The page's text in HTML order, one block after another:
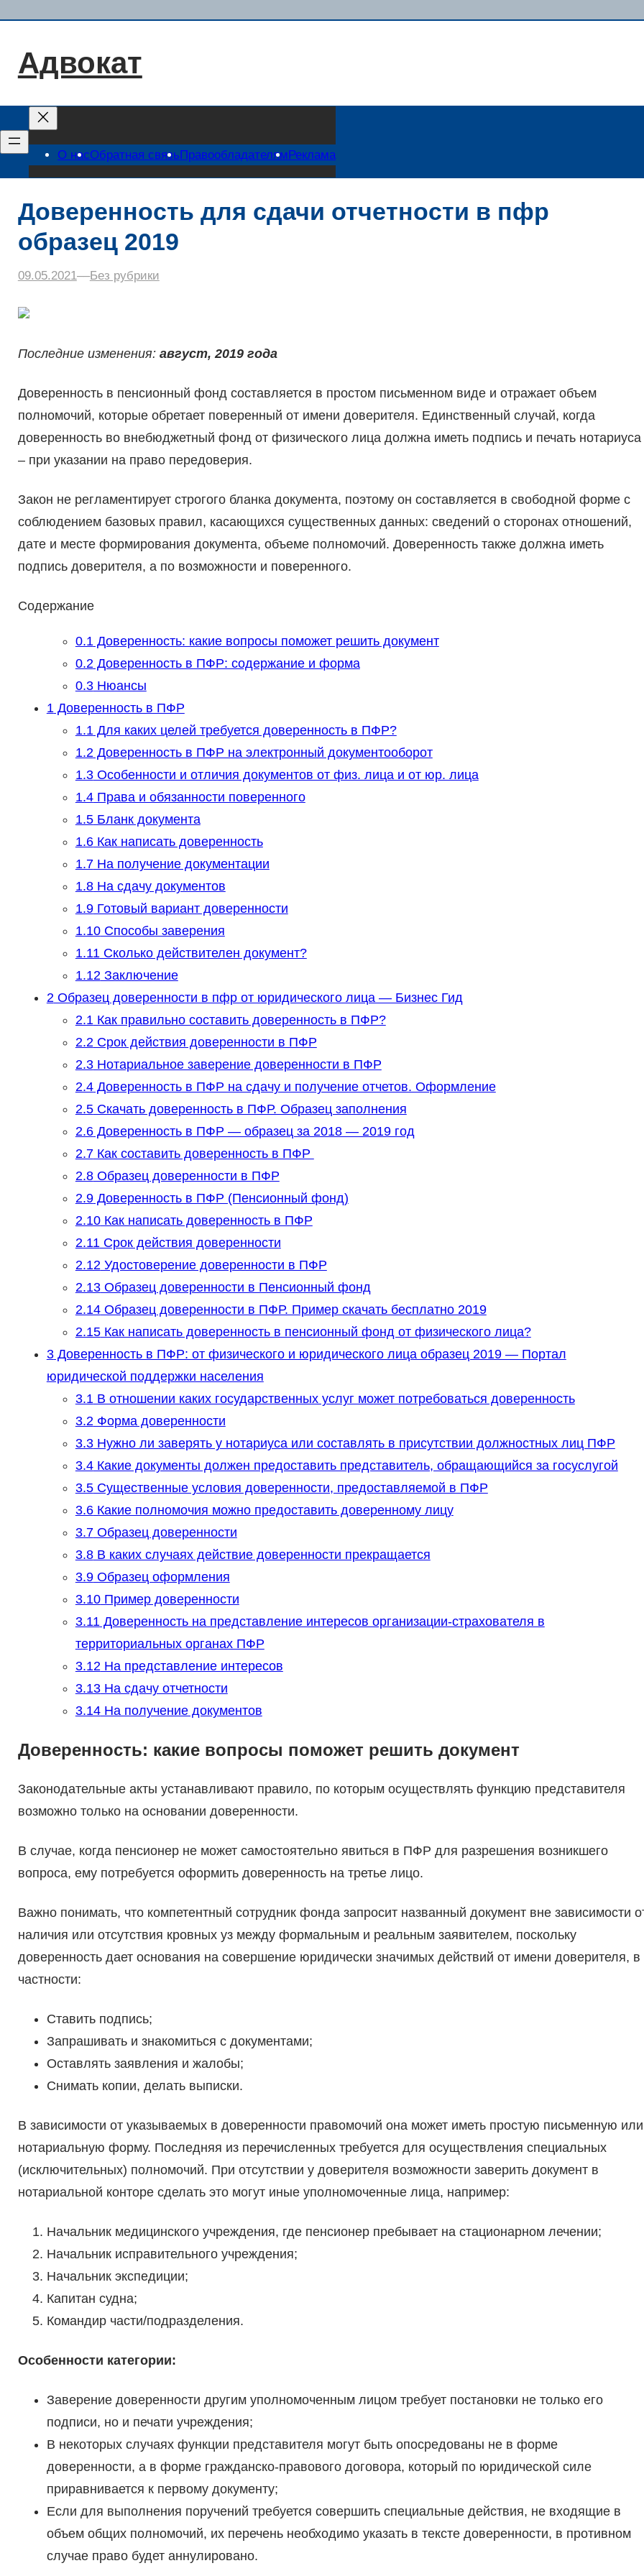
содержимому
Адвокат
О насОбратная связьПравообладателямРеклама
Доверенность для сдачи отчетности в пфр
образец 2019
09.05.2021––Без рубрики
Последние изменения: август, 2019 года
Доверенность в пенсионный фонд составляется в простом письменном виде и отражает объем
полномочий, которые обретает поверенный от имени доверителя. Единственный случай, когда
доверенность во внебюджетный фонд от физического лица должна иметь подпись и печать нотариуса
– при указании на право передоверия.
Закон не регламентирует строгого бланка документа, поэтому он составляется в свободной форме с
соблюдением базовых правил, касающихся существенных данных: сведений о сторонах отношений,
дате и месте формирования документа, объеме полномочий. Доверенность также должна иметь
подпись доверителя, а по возможности и поверенного.
Содержание
0.1 Доверенность: какие вопросы поможет решить документ
0.2 Доверенность в ПФР: содержание и форма
0.3Нюансы
1 Доверенность в ПФР
1.1 Для каких целей требуется доверенность в ПФР?
1.2 Доверенность в ПФР на электронный документооборот
1.3Особенности и отличия документов от физ. лица и от юр. лица
1.4Права и обязанности поверенного
1.5Бланк документа
1.6Как написать доверенность
1.7На получение документации
1.8На сдачу документов
1.9Готовый вариант доверенности
1.10Способы заверения
1.11 Сколько действителен документ?
1.12 Заключение
2 Образец доверенности в пфр от юридического лица — Бизнес Гид
2.1 Как правильно составить доверенность в ПФР?
2.2 Срок действия доверенности в ПФР
2.3Нотариальное заверение доверенности в ПФР
2.4Доверенность в ПФР на сдачу и получение отчетов. Оформление
2.5Скачать доверенность в ПФР. Образец заполнения
2.6Доверенность в ПФР — образец за 2018 — 2019 год
2.7Как составить доверенность в ПФР
2.8Образец доверенности в ПФР
2.9Доверенность в ПФР (Пенсионный фонд)
2.10Как написать доверенность в ПФР
2.11 Срок действия доверенности
2.12 Удостоверение доверенности в ПФР
2.13Образец доверенности в Пенсионный фонд
2.14Образец доверенности в ПФР. Пример скачать бесплатно 2019
2.15Как написать доверенность в пенсионный фонд от физического лица?
3Доверенность в ПФР: от физического и юридического лица образец 2019 — Портал
юридической поддержки населения
3.1 В отношении каких государственных услуг может потребоваться доверенность
3.2 Форма доверенности
3.3Нужно ли заверять у нотариуса или составлять в присутствии должностных лиц ПФР
3.4Какие документы должен предоставить представитель, обращающийся за госуслугой
3.5Существенные условия доверенности, предоставляемой в ПФР
3.6Какие полномочия можно предоставить доверенному лицу
3.7Образец доверенности
3.8В каких случаях действие доверенности прекращается
3.9Образец оформления
3.10Пример доверенности
3.11 Доверенность на представление интересов организации-страхователя в
территориальных органах ПФР
3.12 На представление интересов
3.13На сдачу отчетности
3.14На получение документов
Доверенность: какие вопросы поможет решить документ
Законодательные акты устанавливают правило, по которым осуществлять функцию представителя
возможно только на основании доверенности.
В случае, когда пенсионер не может самостоятельно явиться в ПФР для разрешения возникшего
вопроса, ему потребуется оформить доверенность на третье лицо.
Важно понимать, что компетентный сотрудник фонда запросит названный документ вне зависимости
наличия или отсутствия кровных уз между формальным и реальным заявителем, поскольку
доверенность дает основания на совершение юридически значимых действий от имени доверителя, в
частности:
Ставить подпись;
Запрашивать и знакомиться с документами;
Оставлять заявления и жалобы;
Снимать копии, делать выписки.
В зависимости от указываемых в доверенности правомочий она может иметь простую письменную или
нотариальную форму. Последняя из перечисленных требуется для осуществления специальных
(исключительных) полномочий. При отсутствии у доверителя возможности заверить документ в
нотариальной конторе сделать это могут иные уполномоченные лица, например:
Начальник медицинского учреждения, где пенсионер пребывает на стационарном лечении;
Начальник исправительного учреждения;
Начальник экспедиции;
Капитан судна;
Командир части/подразделения.
Особенности категории:
Заверение доверенности другим уполномоченным лицом требует постановки не только его
подписи, но и печати учреждения;
В некоторых случаях функции представителя могут быть опосредованы не в форме
доверенности, а в форме гражданско-правового договора, который по юридической силе
приравнивается к первому документу;
Если для выполнения поручений требуется совершить специальные действия, не входящие в
объем общих полномочий, их перечень необходимо указать в тексте доверенности, в противном
случае право будет аннулировано.